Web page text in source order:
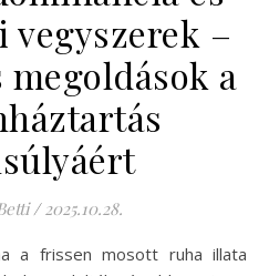
–
a
/ 2025.10.28.